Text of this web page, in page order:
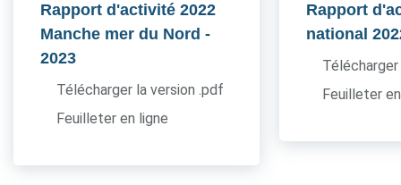
Rapport d'activité 2022
Manche mer du Nord -
2023
Télécharger la version .pdf
Feuilleter en ligne
Rapport
national
Feuilleter